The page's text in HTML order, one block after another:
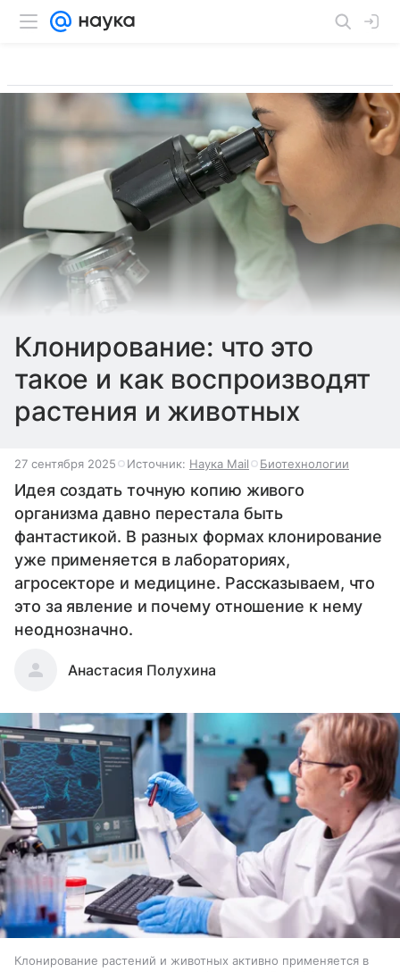
Клонирование: что это
такое и как воспроизводят
растения и животных
27 сентября 2025 Источник: Наука Mail Биотехнологии
Идея создать точную копию живого
организма давно перестала быть
фантастикой. В разных формах клонирование
уже применяется в лабораториях,
агросекторе и медицине. Рассказываем, что
это за явление и почему отношение к нему
неоднозначно.
Анастасия Полухина
Клонирование растений и животных активно применяется в